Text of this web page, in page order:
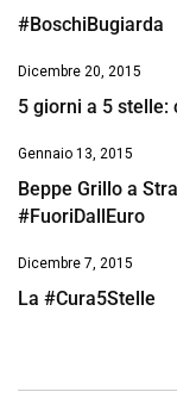
#BoschiBugiarda
Dicembre 20, 2015
5 giorni a 5 stelle:
Gennaio 13, 2015
Beppe Grillo a
#FuoriDallEuro
Dicembre 7, 2015
La #Cura5Stelle